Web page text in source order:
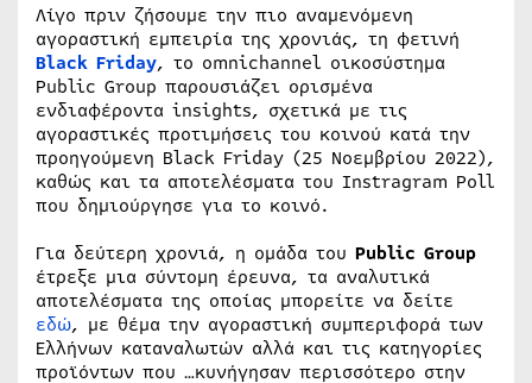
Λίγο πριν ζήσουμε την πιο αναμενόμενη
αγοραστική εμπειρία της χρονιάς, τη φετινή
Black Friday, το omnichannel οικοσύστημα
Public Group παρουσιάζει ορισμένα
ενδιαφέροντα insights, σχετικά με τις
αγοραστικές προτιμήσεις του κοινού κατά την
προηγούμενη Black Friday (25 Νοεμβρίου 2022),
καθώς και τα αποτελέσματα του Instragram Poll
που δημιούργησε για το κοινό.
Για δεύτερη χρονιά, η ομάδα του Public Group
έτρεξε μια σύντομη έρευνα, τα αναλυτικά
αποτελέσματα της οποίας μπορείτε να δείτε
εδώ, με θέμα την αγοραστική συμπεριφορά των
Ελλήνων καταναλωτών αλλά και τις κατηγορίες
προϊόντων που …κυνήγησαν περισσότερο στην